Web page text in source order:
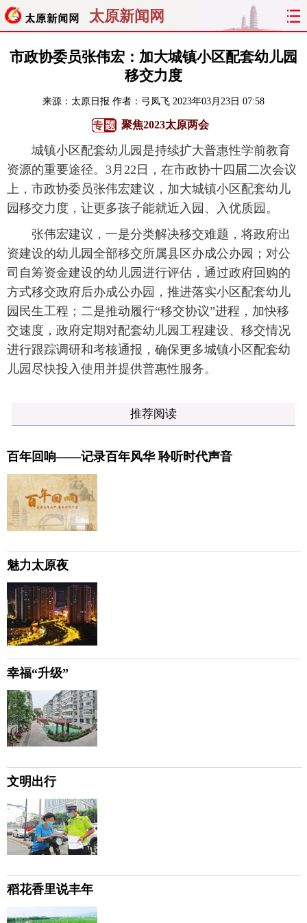
太原新闻网
首页 聚焦 太原 山西
文明
曝光 综合
旅游 理财 政务 教育
看天下 晋月读 最太原 网罗民生
太原日报 太原晚报 热评 社区
市政协委员张伟宏：加大城镇小区配套幼儿园
移交力度
来源： 太原日报 作者：弓凤飞 2023年03月23日 07:58
聚焦2023太原两会
城镇小区配套幼儿园是持续扩大普惠性学前教育
资源的重要途径。3月22日，在市政协十四届二次会议
上，市政协委员张伟宏建议，加大城镇小区配套幼儿
园移交力度，让更多孩子能就近入园、入优质园。
张伟宏建议，一是分类解决移交难题，将政府出
资建设的幼儿园全部移交所属县区办成公办园；对公
司自筹资金建设的幼儿园进行评估，通过政府回购的
方式移交政府后办成公办园，推进落实小区配套幼儿
园民生工程；二是推动履行“移交协议”进程，加快移
交速度，政府定期对配套幼儿园工程建设、移交情况
进行跟踪调研和考核通报，确保更多城镇小区配套幼
儿园尽快投入使用并提供普惠性服务。
推荐阅读
百年回响——记录百年风华 聆听时代声音
魅力太原夜
幸福“升级”
文明出行
稻花香里说丰年